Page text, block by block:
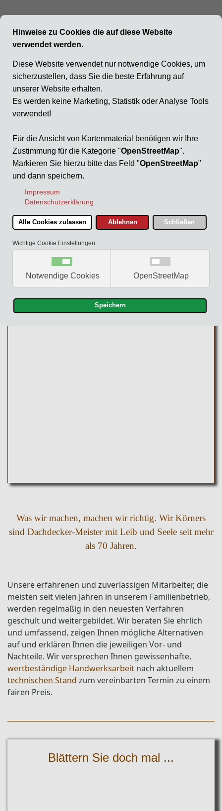
Die Richtig-Macher.
Was wir machen, machen wir richtig. Wir Körners
sind Dachdecker-Meister mit Leib und Seele seit mehr
als 70 Jahren.
Unsere erfahrenen und zuverlässigen Mitarbeiter, die
meisten seit vielen Jahren in unserem Familienbetrieb,
werden regelmäßig in den neuesten Verfahren
geschult und weitergebildet. Wir beraten Sie ehrlich
und umfassend, zeigen Ihnen mögliche Alternativen
auf und erklären Ihnen die jeweiligen Vor- und
Nachteile. Wir versprechen Ihnen gewissenhafte,
wertbeständige Handwerksarbeit nach aktuellem
technischen Stand zum vereinbarten Termin zu einem
fairen Preis.
Blättern Sie doch mal ...